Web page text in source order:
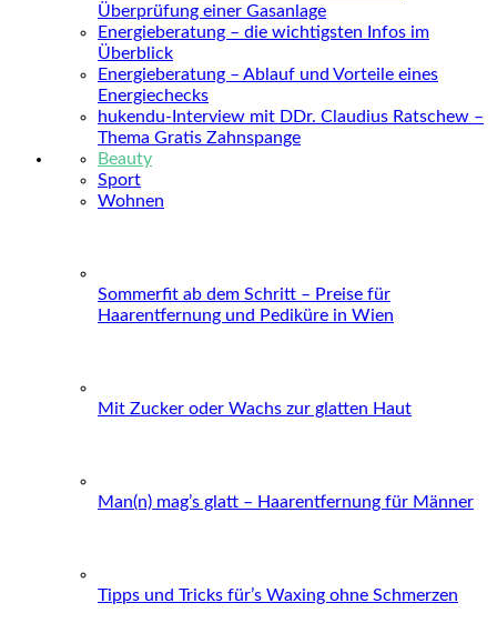
Überprüfung einer Gasanlage
Energieberatung – die wichtigsten Infos im
Überblick
Energieberatung – Ablauf und Vorteile eines
Energiechecks
hukendu-Interview mit DDr. Claudius Ratschew –
Thema Gratis Zahnspange
Beauty
Sport
Wohnen
Sommerfit ab dem Schritt – Preise für
Haarentfernung und Pediküre in Wien
Mit Zucker oder Wachs zur glatten Haut
Man(n) mag’s glatt – Haarentfernung für Männer
Tipps und Tricks für’s Waxing ohne Schmerzen